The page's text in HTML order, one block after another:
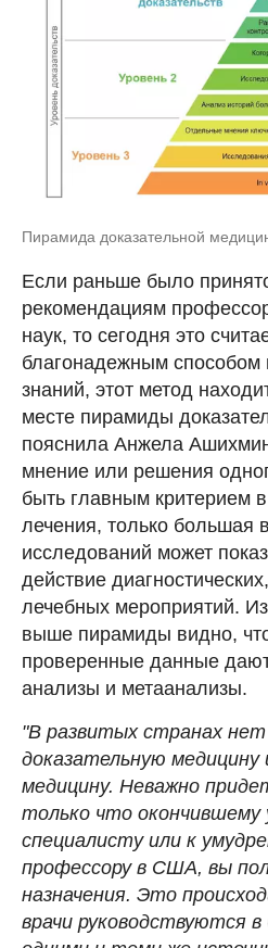
Пирамида доказательной
Если раньше было
рекомендациям
наук, то сегодня это
благонадежным способом
знаний, этот метод
месте пирамиды
пояснила Анжела
мнение или решения
быть главным критерием
лечения, только большая
исследований может
действие
лечебных мероприятий.
выше пирамиды видно,
проверенные данные
анализы и метаанализы.
"В развитых странах нет
доказательную медицину
медицину. Неважно
только что окончившему
специалисту или к
профессору в США, вы
назначения. Это
врачи руководствуются